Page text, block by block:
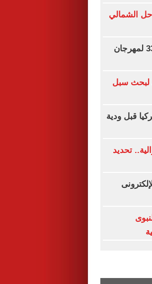
الشمالي
انطلاق ورشة القناع الذكى بالدورة 33 لمهرجان
لبحث سبل
قبل ودية
تحديد